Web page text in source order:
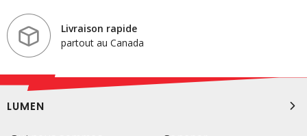
Livraison rapide
partout au Canada
LUMEN